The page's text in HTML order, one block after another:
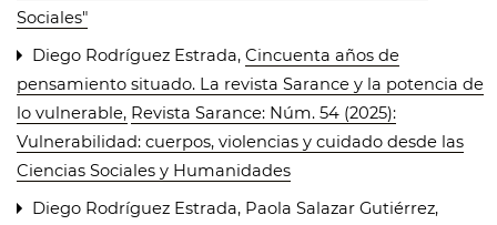
Sociales"
Diego Rodríguez Estrada, Cincuenta años de
pensamiento situado. La revista Sarance y la potencia de
lo vulnerable, Revista Sarance: Núm. 54 (2025):
Vulnerabilidad: cuerpos, violencias y cuidado desde las
Ciencias Sociales y Humanidades
Diego Rodríguez Estrada, Paola Salazar Gutiérrez,